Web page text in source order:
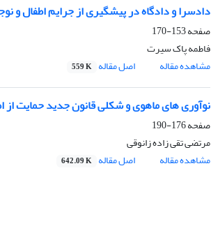
دادسرا و دادگاه در پیشگیری از جرایم اطفال و
صفحه153-170
فاطمه پاک سیرت
مشاهده مقاله
اصل مقاله 559 K
نوآوری های ماهوی و شکلی قانون جدید حمایت از
صفحه176-190
مرتضی تقی زاده زانوقی
مشاهده مقاله
اصل مقاله 642.09 K